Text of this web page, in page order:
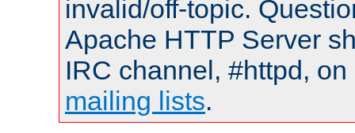
invalid/off-topic.
Apache HTTP Server
IRC channel, #httpd,
mailing lists.